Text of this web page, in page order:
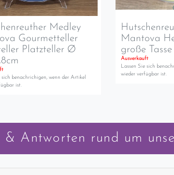
Medley
Gourmetteller
Platzteller Ø
sich benachrichigen, wenn der Artikel
ist.
Mantova
große
Ausverkauft
Lassen Sie sich
wieder verfügbar ist.
& Antworten rund um